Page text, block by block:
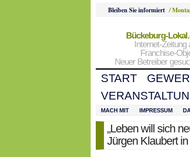
Bleiben Sie informiert /
Bückeburg-
Internet-Zeitung
Franchise-
Neuer Betreiber
START
MACH MIT IMPRESSUM
„Leben will sich
Jürgen Klaubert